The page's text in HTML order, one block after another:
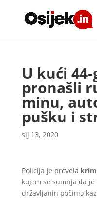
U kući
pronašli
minu,
pušku i
sij 13, 2020
Policija je provela
kojem se sumnja da
državljanin počinio